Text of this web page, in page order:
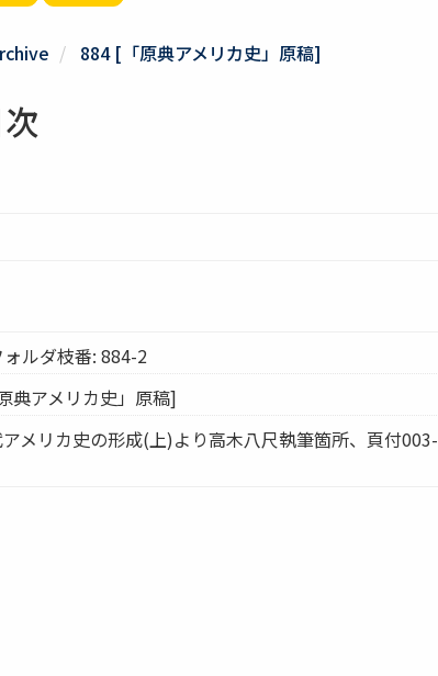
884 [「原典アメリカ史」原稿]
ルダ枝番: 884-2
典アメリカ史」原稿]
メリカ史の形成(上)より高木八尺執筆箇所、頁付003-